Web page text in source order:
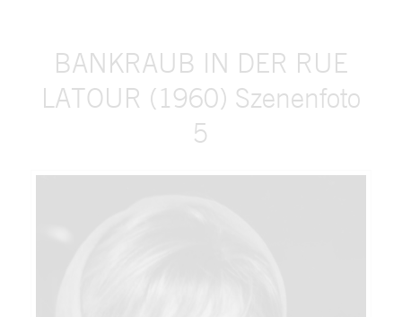
BANKRAUB IN DER RUE
LATOUR (1960) Szenenfoto
5